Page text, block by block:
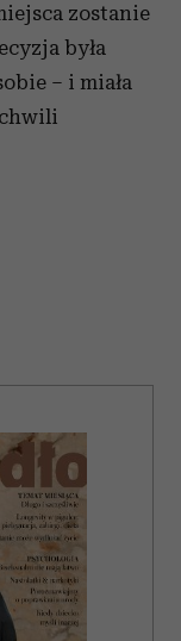
zostanie
była
– i miała